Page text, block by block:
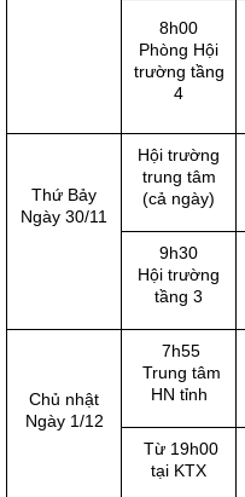
8h00
Phòng Hội
trường tầng
4
Thứ Bảy
Ngày 30/11
Hội trường
trung tâm
(cả ngày)
9h30
Hội trường
tầng 3
Chủ nhật
Ngày 1/12
7h55
Trung tâm
HN tỉnh
Từ 19h00
tại KTX